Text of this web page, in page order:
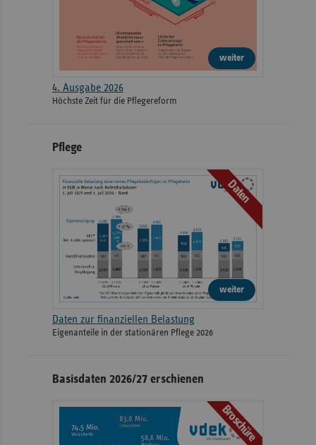
weiter
4. Ausgabe 2026
Höchste Zeit für die Pflegereform
Pflege
Daten
weiter
Daten zur finanziellen Belastung
Eigenanteile in der stationären Pflege 2026
Basisdaten 2026/27 erschienen
Broschüre